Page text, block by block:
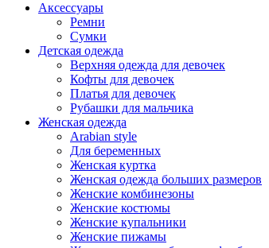
Аксессуары
Ремни
Сумки
Детская одежда
Верхняя одежда для девочек
Кофты для девочек
Платья для девочек
Рубашки для мальчика
Женская одежда
Arabian style
Для беременных
Женская куртка
Женская одежда больших размеров
Женские комбинезоны
Женские костюмы
Женские купальники
Женские пижамы